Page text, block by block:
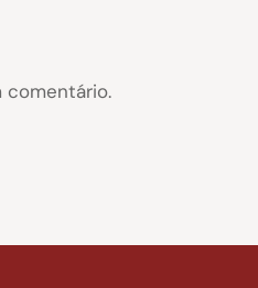
comentário.